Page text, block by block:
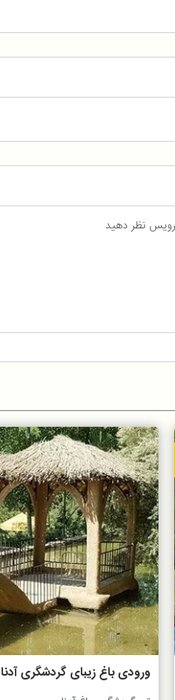
نظر دهید
ورودی باغ زیبای گردشگری آدنا